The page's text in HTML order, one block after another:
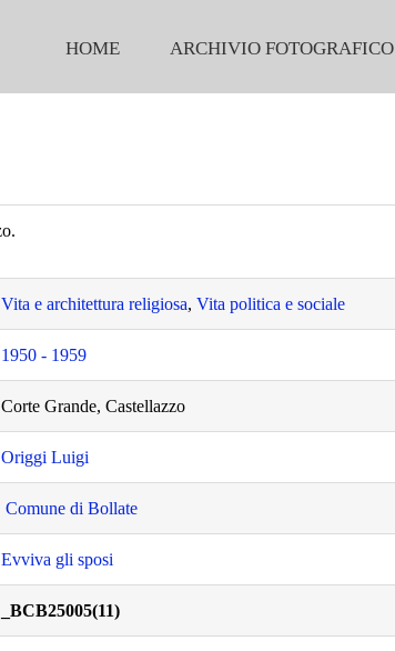
HOME ARCHIVIO FOTOGRAFICO
Vita e architettura religiosa,Vita politica e sociale
1950 - 1959
Corte Grande, Castellazzo
Origgi Luigi
Comune di Bollate
Evviva gli sposi
_BCB25005(11)